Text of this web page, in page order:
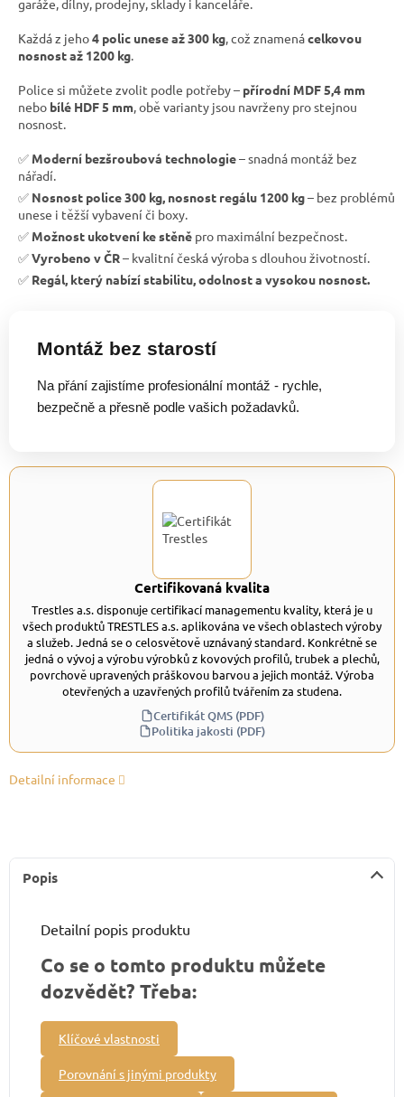
garáže, dílny, prodejny, sklady i kanceláře.
Každá z jeho4 polic unese až 300 kg, což znamenácelkovou
nosnost až 1200 kg.
Police si můžete zvolit podle potřeby – přírodní MDF 5,4 mm
nebo bílé HDF 5 mm, obě varianty jsou navrženy pro stejnou
nosnost.
✅ Moderní bezšroubová technologie– snadná montáž bez
nářadí.
✅ Nosnost police 300 kg, nosnost regálu 1200 kg– bez problémů
unese i těžší vybavení či boxy.
✅ Možnost ukotvení ke stěně pro maximální bezpečnost.
✅Vyrobeno v ČR– kvalitní česká výroba s dlouhou životností.
✅ Regál, který nabízí stabilitu, odolnost a vysokou nosnost.
Montáž bez starostí
Na přání zajistíme profesionální montáž - rychle,
bezpečně a přesně podle vašich požadavků.
Certifikovaná kvalita
Trestles a.s. disponuje certifikací managementu kvality, která je u
všech produktů TRESTLES a.s. aplikována ve všech oblastech výroby
a služeb. Jedná se o celosvětově uznávaný standard. Konkrétně se
jedná o vývoj a výrobu výrobků z kovových profilů, trubek a plechů,
povrchově upravených práškovou barvou a jejich montáž. Výroba
otevřených a uzavřených profilů tvářením za studena.
Certifikát QMS (PDF)
Politika jakosti (PDF)
Detailní informace
Popis
Detailní popis produktu
Co se o tomto produktu můžete
dozvědět? Třeba:
Klíčové vlastnosti
Porovnání s jinými produkty